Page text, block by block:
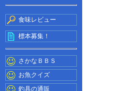
食味レビュー
標本募集！
さかなＢＢＳ
お魚クイズ
釣具の通販